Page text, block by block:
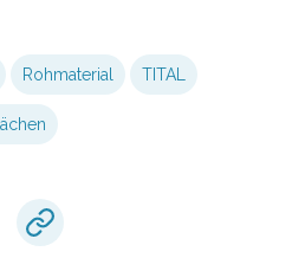
Rohmaterial TITAL